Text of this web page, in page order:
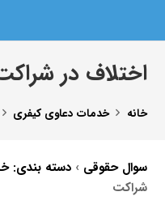
اختلاف در
خانه خدمات دعاوی کیفری
سوال حقوقی ›دسته بندی:
شراکت